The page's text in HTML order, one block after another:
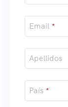
Email *
Apellidos
País *